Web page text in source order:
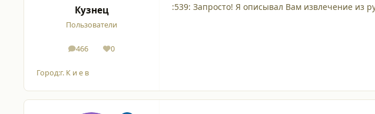
Кузнец
Пользователи
466
сообщения
0
Репутация
Город:г. К и е в
:539: Запросто! Я описывал Вам извлечение из